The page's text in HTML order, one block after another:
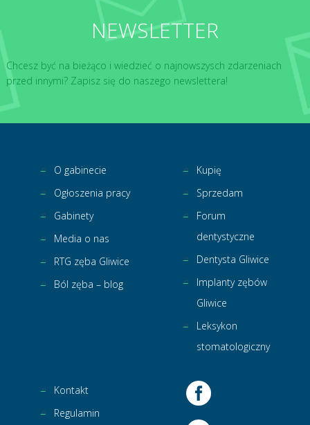
NEWSLETTER
Chcesz być na bieżąco i wiedzieć o najnowszysch zdarzeniach
przed innymi? Zapisz się do naszego newslettera!
O gabinecie
Ogłoszenia pracy
Gabinety
Media o nas
RTG zęba Gliwice
Ból zęba – blog
Kupię
Sprzedam
Forum
dentystyczne
Dentysta Gliwice
Implanty zębów
Gliwice
Leksykon
stomatologiczny
Kontakt
Regulamin